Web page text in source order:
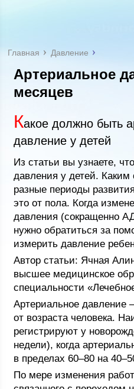
Главная Давление
Артериальное
месяцев
Какое должно быть
давление у детей
Из статьи вы узнаете,
давления у детей.
разные периоды
это от пола. Когда
давления (сокращенно
нужно обратиться за
измерить давление
Автор статьи: Ячная
высшее медицинское
специальности
Артериальное давление
от возраста человека.
регистрируют у
недели), когда
в пределах 60–80 на
По мере изменения